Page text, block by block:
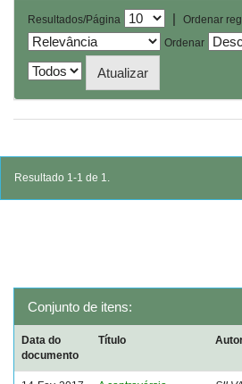
Resultados/Página |
Ordenar
Ordenar
Resultado 1-1 de 1.
Conjunto de itens:
Data do
documento
Título